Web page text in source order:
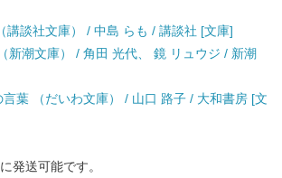
講談社文庫） / 中島 らも / 講談社 [文庫]
新潮文庫） / 角田 光代、 鏡 リュウジ / 新潮
葉 （だいわ文庫） / 山口 路子 / 大和書房 [文
発送可能です。